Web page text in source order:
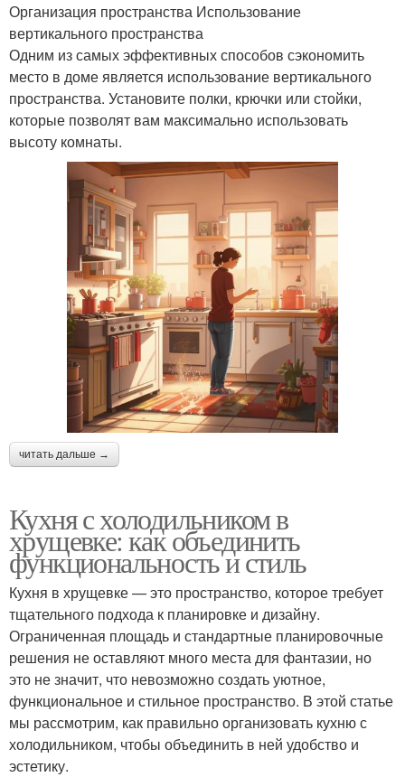
Организация пространства Использование
вертикального пространства
Одним из самых эффективных способов сэкономить
место в доме является использование вертикального
пространства. Установите полки, крючки или стойки,
которые позволят вам максимально использовать
высоту комнаты.
читать дальше →
Кухня с холодильником в
хрущевке: как объединить
функциональность и стиль
Кухня в хрущевке — это пространство, которое требует
тщательного подхода к планировке и дизайну.
Ограниченная площадь и стандартные планировочные
решения не оставляют много места для фантазии, но
это не значит, что невозможно создать уютное,
функциональное и стильное пространство. В этой статье
мы рассмотрим, как правильно организовать кухню с
холодильником, чтобы объединить в ней удобство и
эстетику.